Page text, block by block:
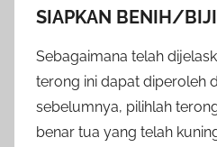
SIAPKAN BENIH/BIJI
Sebagaimana telah
terong ini dapat diperoleh
sebelumnya, pilihlah
benar tua yang telah